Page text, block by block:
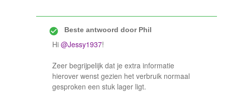
Beste antwoord doorPhil
Hi @Jessy1937!
Zeer begrijpelijk dat je extra informatie
hierover wenst gezien het verbruik normaal
gesproken een stuk lager ligt.